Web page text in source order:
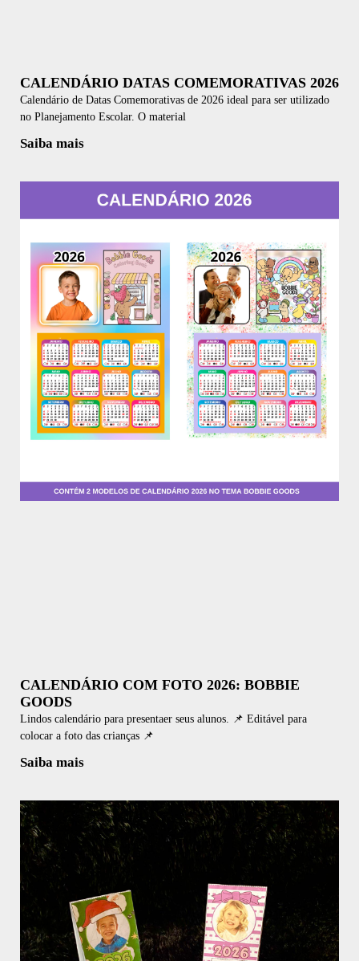
CALENDÁRIO DATAS COMEMORATIVAS 2026
Calendário de Datas Comemorativas de 2026 ideal para ser utilizado
no Planejamento Escolar. O material
Saiba mais
CALENDÁRIO COM FOTO 2026: BOBBIE
GOODS
Lindos calendário para presentaer seus alunos. 📌 Editável para
colocar a foto das crianças 📌
Saiba mais